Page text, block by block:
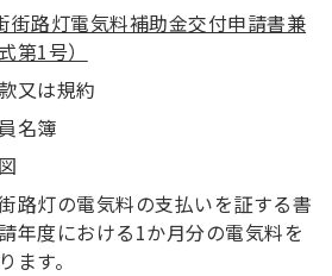
街路灯電気料補助金交付申請書兼
第1号）
又は規約
名簿
路灯の電気料の支払いを証する書
年度における1か月分の電気料を
ます。